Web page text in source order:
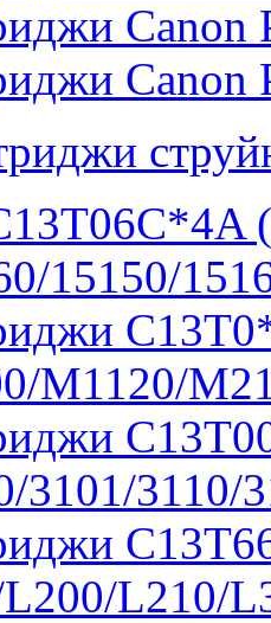
Canon
Canon
15150/
M1120/
3101/3110/
L210/